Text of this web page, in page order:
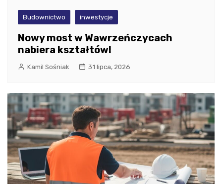
Budownictwo inwestycje
Nowy most w Wawrzeńczycach
nabiera kształtów!
Kamil Sośniak 31 lipca, 2026